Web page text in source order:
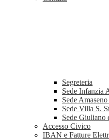
Segreteria
Sede Infanzia
Sede
Sede Villa S.
Sede Giuliano
Accesso Civico
IBAN e Fatture